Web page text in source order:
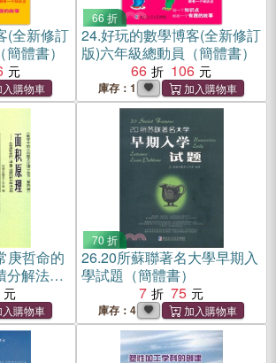
(全新修訂
體書）
66 折
24.好玩的數學博客(全新修訂
版)六年級總動員（簡體書）
66
106
庫存：1
庚哲命的
分解法談
70 折
26.20所蘇聯著名大學早期入
學試題（簡體書）
7
75
庫存：4